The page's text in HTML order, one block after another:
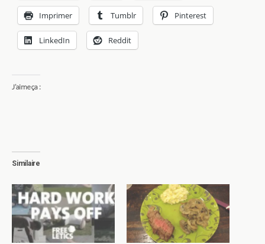
Imprimer Tumblr Pinterest
LinkedIn Reddit
J’aime ça :
Similaire